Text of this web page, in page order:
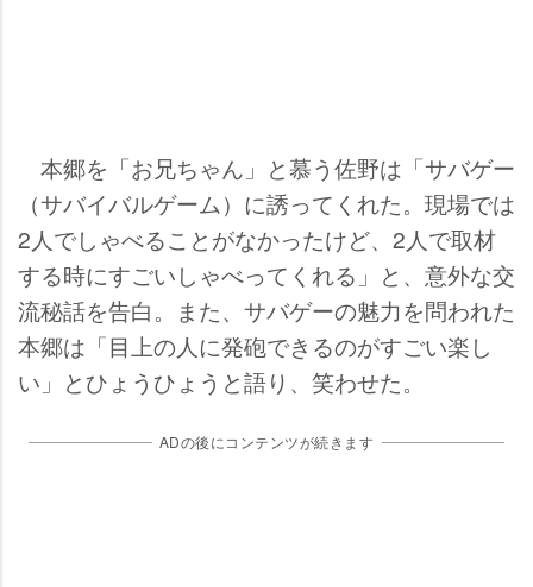
本郷を「お兄ちゃん」と慕う佐野は「サバゲー
（サバイバルゲーム）に誘ってくれた。現場では
2人でしゃべることがなかったけど、2人で取材
する時にすごいしゃべってくれる」と、意外な交
流秘話を告白。また、サバゲーの魅力を問われた
本郷は「目上の人に発砲できるのがすごい楽し
い」とひょうひょうと語り、笑わせた。
ADの後にコンテンツが続きます